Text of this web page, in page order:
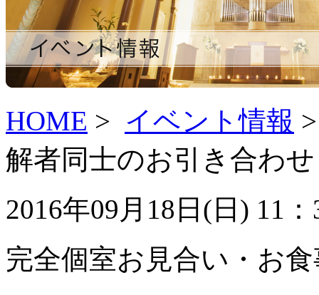
HOME > イベント情報
解者同士のお引き合わ
2016年09月18日(日) 11
完全個室お見合い・お